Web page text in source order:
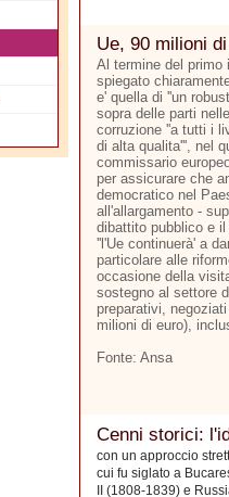
Ue, 90 milioni
Al termine del primo
spiegato
e' quella di ''un
sopra delle parti
corruzione ''a tutti i
di alta qualita''', nel
commissario
per assicurare che
democratico nel
all'allargamento -
dibattito pubblico e
''l'Ue continuerà' a
particolare alle
occasione della
sostegno al settore
preparativi,
milioni di euro),
Fonte: Ansa
Cenni storici:
con un approccio
cui fu siglato a
II (1808-1839) e